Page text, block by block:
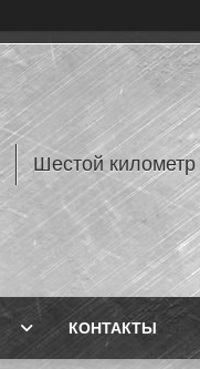
Шестой километр
КОНТАКТЫ